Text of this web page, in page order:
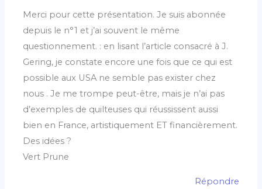
Merci pour cette présentation. Je suis abonnée
depuis le n°1 et j’ai souvent le même
questionnement. : en lisant l’article consacré à J.
Gering, je constate encore une fois que ce qui est
possible aux USA ne semble pas exister chez
nous . Je me trompe peut-être, mais je n’ai pas
d’exemples de quilteuses qui réussissent aussi
bien en France, artistiquement ET financièrement.
Des idées ?
Vert Prune
Répondre